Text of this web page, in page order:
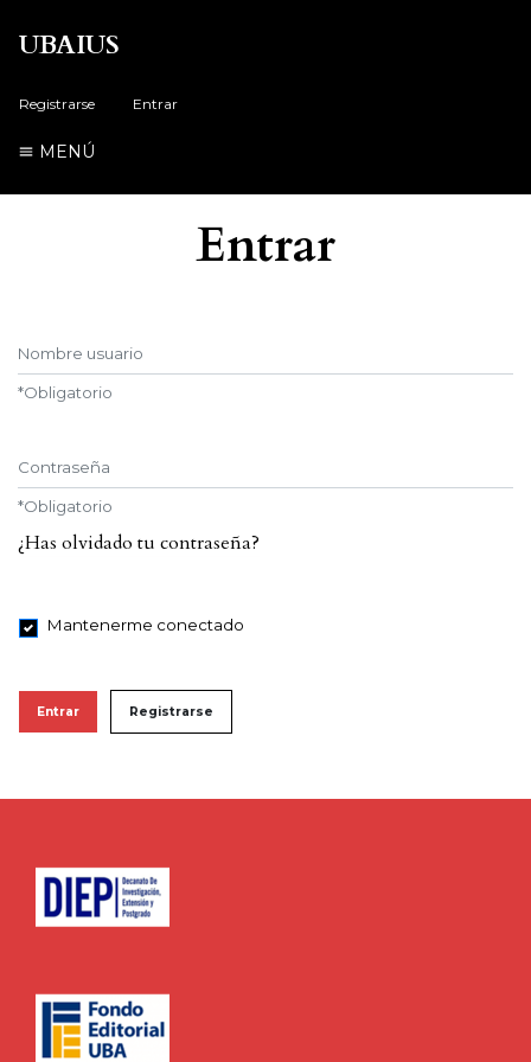
UBAIUS
Registrarse Entrar
MENÚ
Entrar
Nombre usuario
*Obligatorio
Contraseña
*Obligatorio
¿Has olvidado tu contraseña?
Mantenerme conectado
Entrar Registrarse